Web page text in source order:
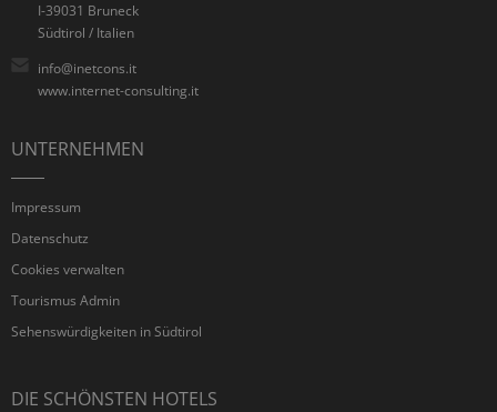
I-39031 Bruneck
Südtirol / Italien
info@inetcons.it
www.internet-consulting.it
UNTERNEHMEN
Impressum
Datenschutz
Cookies verwalten
Tourismus Admin
Sehenswürdigkeiten in Südtirol
DIE SCHÖNSTEN HOTELS